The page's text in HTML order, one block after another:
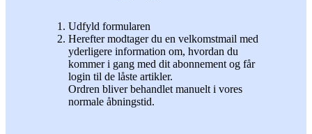
Udfyld formularen
Herefter modtager du en velkomstmail med
yderligere information om, hvordan du
kommer i gang med dit abonnement og får
login til de låste artikler.
Ordren bliver behandlet manuelt i vores
normale åbningstid.